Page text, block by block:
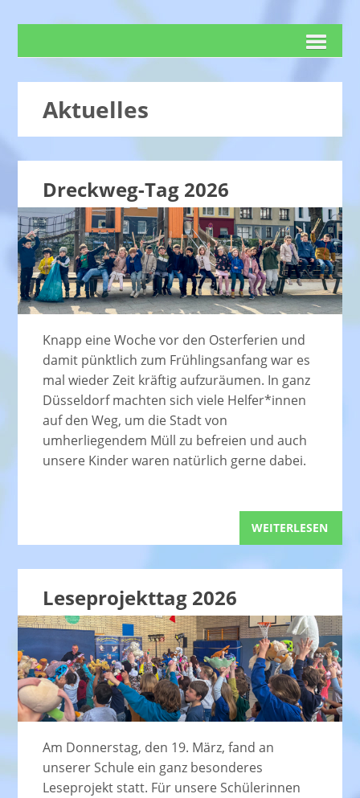
Aktuelles
Dreckweg-Tag 2026
Knapp eine Woche vor den Osterferien und
damit pünktlich zum Frühlingsanfang war es
mal wieder Zeit kräftig aufzuräumen. In ganz
Düsseldorf machten sich viele Helfer*innen
auf den Weg, um die Stadt von
umherliegendem Müll zu befreien und auch
unsere Kinder waren natürlich gerne dabei.
WEITERLESEN
Leseprojekttag 2026
Am Donnerstag, den 19. März, fand an
unserer Schule ein ganz besonderes
Leseprojekt statt. Für unsere Schülerinnen